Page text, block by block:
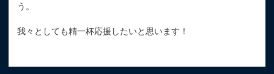
う。
我々としても精一杯応援したいと思います！